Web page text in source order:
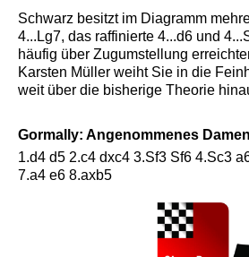
Schwarz besitzt im Diagramm
4...Lg7, das raffinierte 4...d6 und
häufig über Zugumstellung
Karsten Müller weiht Sie in die
weit über die bisherige Theorie
Gormally: Angenommenes
1.d4 d5 2.c4 dxc4 3.Sf3 Sf6 4.Sc3
7.a4 e6 8.axb5